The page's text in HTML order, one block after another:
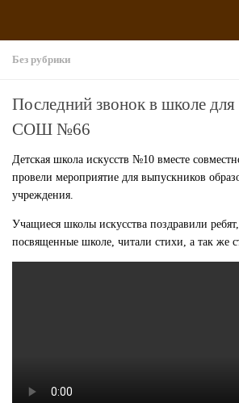
Без рубрики
Последний звонок в школе
СОШ №66
Детская школа искусств №10 вместе
провели мероприятие для выпускников
учреждения.
Учащиеся школы искусства поздравили
посвященные школе, читали стихи, а так же